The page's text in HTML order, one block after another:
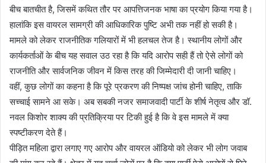
बीच बातचीत है, जिसमें कथित तौर पर आपत्तिजनक भाषा का प्रयोग किया गया है।
हालांकि इस वायरल सामग्री की आधिकारिक पुष्टि अभी तक नहीं हो सकी है।
मामले को लेकर राजनीतिक गलियारों में भी हलचल तेज है। स्थानीय लोगों और
कार्यकर्ताओं के बीच यह सवाल उठ रहा है कि यदि आरोप सही हैं तो ऐसे लोगों को
राजनीति और सार्वजनिक जीवन में किस तरह की जिम्मेदारी दी जानी चाहिए।
वहीं, कुछ लोगों का कहना है कि पूरे प्रकरण की निष्पक्ष जांच होनी चाहिए, ताकि
सच्चाई सामने आ सके। अब सबकी नजर समाजवादी पार्टी के शीर्ष नेतृत्व और डॉ.
नवल किशोर शाक्य की प्रतिक्रिया पर टिकी हुई है कि वे इस मामले में क्या
स्पष्टीकरण देते हैं।
पीड़ित महिला द्वारा लगाए गए आरोप और वायरल ऑडियो को लेकर भी लोग जवाब